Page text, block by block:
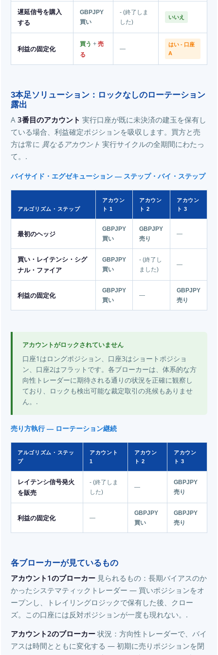
遅延信号を購入
する
GBPJPY
買い
- (終了しま
した)
いいえ
利益の固定化
買う + 売
る
—
はい - 口座
A
3本足ソリューション：ロックなしのローテーション
露出
A 3番目のアカウント 実行口座が既に未決済の建玉を保有し
ている場合、利益確定ポジションを吸収します。買方と売
方は常に 異なるアカウント 実行サイクルの全期間にわたっ
て。.
バイサイド・エグゼキューション — ステップ・バイ・ステップ
アルゴリズム・ステップ
アカウン
ト 1
アカウン
ト 2
アカウン
ト 3
最初のヘッジ
GBPJPY
買い
GBPJPY
売り
—
買い・レイテンシ・シグ
ナル・ファイア
GBPJPY
買い
- (終了し
ました)
—
利益の固定化
GBPJPY
買い
—
GBPJPY
売り
アカウントがロックされていません
口座1はロングポジション、口座3はショートポジショ
ン、口座2はフラットです。各ブローカーは、体系的な方
向性トレーダーに期待される通りの状況を正確に観察し
ており、ロックも検出可能な裁定取引の兆候もありませ
ん。.
売り方執行 — ローテーション継続
アルゴリズム・ステッ
プ
アカウント
1
アカウン
ト 2
アカウン
ト 3
レイテンシ信号発火
を販売
- (終了しま
した)
—
GBPJPY
売り
利益の固定化 —
GBPJPY
買い
GBPJPY
売り
各ブローカーが見ているもの
アカウント1のブローカー 見られるもの：長期バイアスのか
かったシステマティックトレーダー — 買いポジションをオ
ープンし、トレイリングロジックで保有した後、クロー
ズ。この口座には反対ポジションが一度も現れない。.
アカウント2のブローカー 状況：方向性トレーダーで、バイ
アスは時間とともに変化する — 初期に売りポジションを閉